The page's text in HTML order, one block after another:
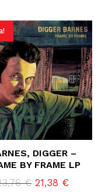
DIGGER –
BY FRAME LP
€ Izvorna
21,38 €